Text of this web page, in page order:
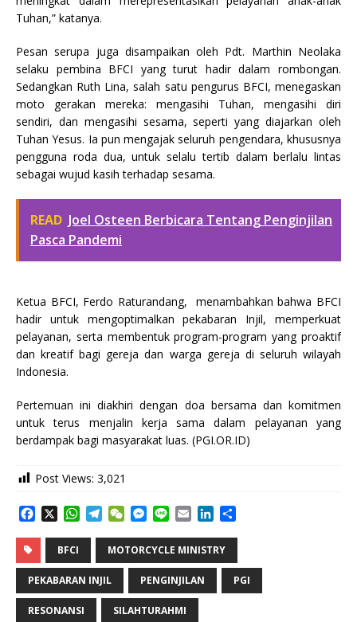
Tuhan,” katanya.
Pesan serupa juga disampaikan oleh Pdt. Marthin Neolaka
selaku pembina BFCI yang turut hadir dalam rombongan.
Sedangkan Ruth Lina, salah satu pengurus BFCI, menegaskan
moto gerakan mereka: mengasihi Tuhan, mengasihi diri
sendiri, dan mengasihi sesama, seperti yang diajarkan oleh
Tuhan Yesus. Ia pun mengajak seluruh pengendara, khususnya
pengguna roda dua, untuk selalu tertib dalam berlalu lintas
sebagai wujud kasih terhadap sesama.
READ Joel Osteen Berbicara Tentang Penginjilan
Pasca Pandemi
Ketua BFCI, Ferdo Raturandang, menambahkan bahwa BFCI
hadir untuk mengoptimalkan pekabaran Injil, memperkuat
pelayanan, serta membentuk program-program yang proaktif
dan kreatif bagi gereja dan warga gereja di seluruh wilayah
Indonesia.
Pertemuan ini diakhiri dengan doa bersama dan komitmen
untuk terus menjalin kerja sama dalam pelayanan yang
berdampak bagi masyarakat luas. (PGI.OR.ID)
Post Views: 3,021
e
b
o
o
X
W
t
s
A
p
T
e
g
r
W
C
h
t
M
s
s
e
n
g
n
e
a
i
l
n
k
d
r
e
BFCI MOTORCYCLE MINISTRY
PEKABARAN INJIL PENGINJILAN PGI
RESONANSI SILAHTURAHMI